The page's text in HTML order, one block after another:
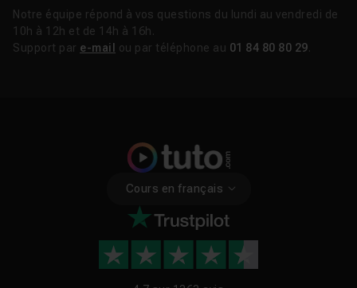
Notre équipe répond à vos questions du lundi au vendredi de
10h à 12h et de 14h à 16h.
Support par e-mail ou par téléphone au 01 84 80 80 29
Cours en français